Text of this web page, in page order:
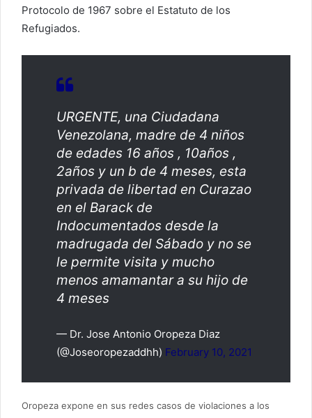
Protocolo de 1967 sobre el Estatuto de los
Refugiados.
URGENTE, una Ciudadana
Venezolana, madre de 4 niños
de edades 16 años , 10años ,
2años y un b de 4 meses, esta
privada de libertad en Curazao
en el Barack de
Indocumentados desde la
madrugada del Sábado y no se
le permite visita y mucho
menos amamantar a su hijo de
4 meses
— Dr. Jose Antonio Oropeza Diaz
(@Joseoropezaddhh) February 10, 2021
Oropeza expone en sus redes casos de violaciones a los